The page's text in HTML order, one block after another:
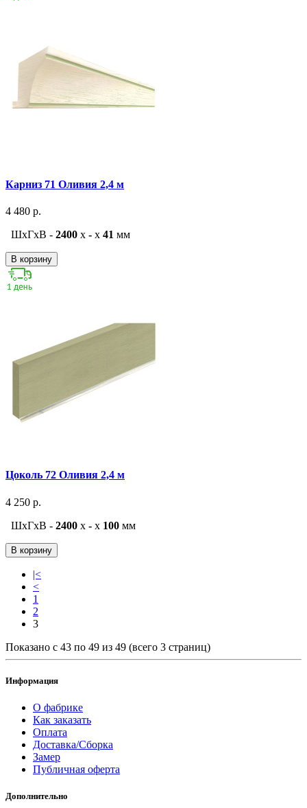
Карниз 71 Оливия 2,4 м
4 480 р.
ШxГxВ - 2400 x - x 41 мм
В корзину
Цоколь 72 Оливия 2,4 м
4 250 р.
ШxГxВ - 2400 x - x 100 мм
В корзину
|<
<
1
2
3
Показано с 43 по 49 из 49 (всего 3 страниц)
Информация
О фабрике
Как заказать
Оплата
Доставка/Сборка
Замер
Публичная оферта
Дополнительно